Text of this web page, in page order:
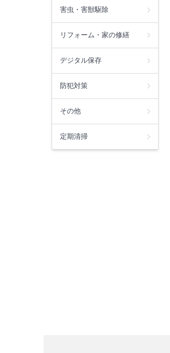
害虫・害獣駆除
リフォーム・家の修繕
デジタル保存
防犯対策
その他
定期清掃